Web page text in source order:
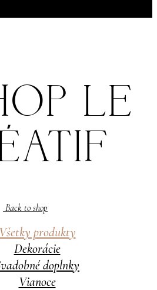
LE
Back to shop
Všetky produkty
Dekorácie
doplnky
Vianoce